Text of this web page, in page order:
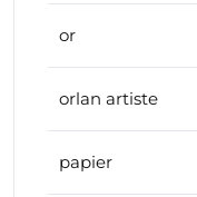
or
orlan artiste
papier